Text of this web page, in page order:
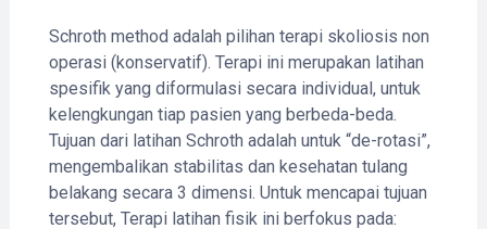
Schroth method adalah pilihan terapi skoliosis non
operasi (konservatif). Terapi ini merupakan latihan
spesifik yang diformulasi secara individual, untuk
kelengkungan tiap pasien yang berbeda-beda.
Tujuan dari latihan Schroth adalah untuk “de-rotasi”,
mengembalikan stabilitas dan kesehatan tulang
belakang secara 3 dimensi. Untuk mencapai tujuan
tersebut, Terapi latihan fisik ini berfokus pada: